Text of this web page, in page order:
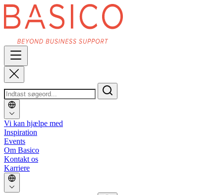
Vi kan hjælpe med
Inspiration
Events
Om Basico
Kontakt os
Karriere